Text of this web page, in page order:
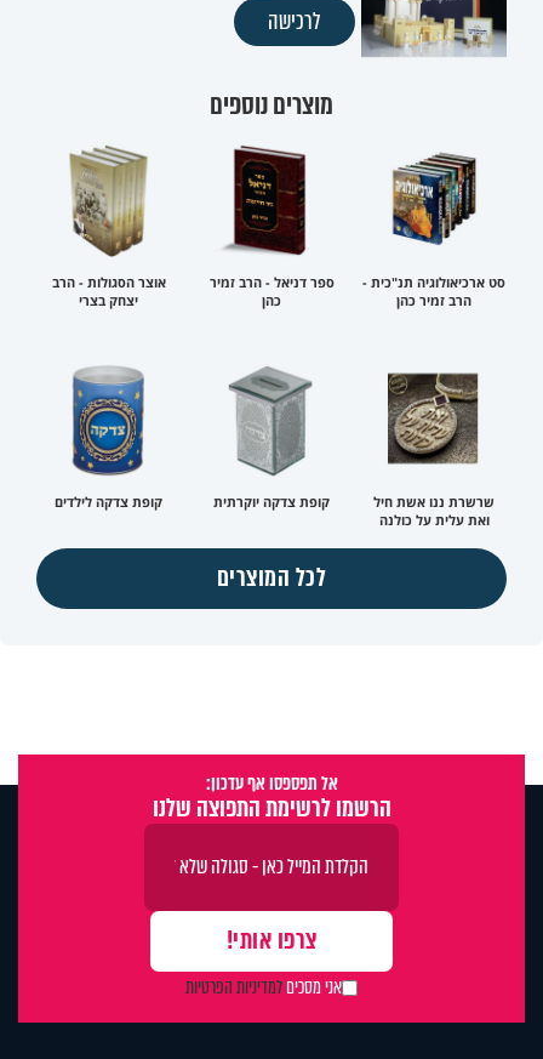
לרכישה
מוצרים נוספים
סט ארכיאולוגיה תנ"כית -
הרב זמיר כהן
ספר דניאל - הרב זמיר
כהן
אוצר הסגולות - הרב
יצחק בצרי
שרשרת ננו אשת חיל
ואת עלית על כולנה
קופת צדקה יוקרתית קופת צדקה לילדים
לכל המוצרים
אל תפספסו אף עדכון:
הרשמו לרשימת התפוצה שלנו
אני מסכיםלמדיניות הפרטיות